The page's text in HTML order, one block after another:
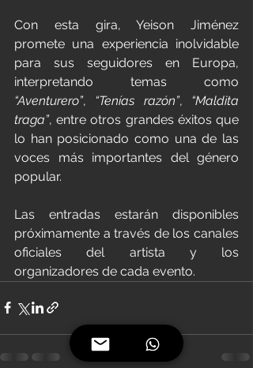
Con esta gira, Yeison Jiménez
promete una experiencia inolvidable
para sus seguidores en Europa,
“Aventurero”, “Tenías razón”, “Maldita
traga”, entre otros grandes éxitos que
lo han posicionado como una de las
voces más importantes del género
popular.
Las entradas estarán disponibles
próximamente a través de los canales
oficiales del artista y los
organizadores de cada evento.